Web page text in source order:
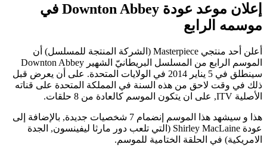
إعلان موعد عودة Downton Abbey في
موسمه الرابع
أعلن أحد منتجي Masterpiece (الشركة المنتجة للمسلسل) أن
الموسم الرابع من المسلسل البريطانيّ الشهير Downton Abbey
سينطلق في 5 يناير 2014 في الولايات المتحدة. على أن يعرض قبل
ذلك في وقت لاحق من هذه السنة في المملكة المتحدة على قناته
الأصلية ITV, على ان يتكون الموسم كالعادة من 8 حلقات.
هذا و سيشهد هذا الموسم إنضمام 7 شخصيات جديدة, بالإضافة إلى
عودة Shirley MacLaine (التي تلعب دور مارثا ليفينسون, الجدة
الامريكية) في الحلقة الختامية للموسم.